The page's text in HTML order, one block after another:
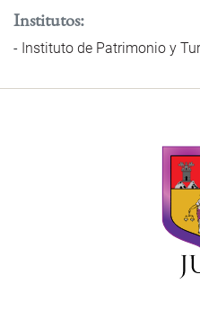
Institutos
Instituto de Patrimonio y